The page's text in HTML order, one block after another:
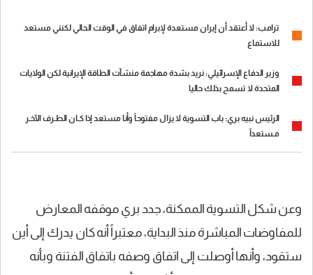
ترامب: لا أعتقد أن إيران مستعدة لإبرام اتفاق في الوقت الحالي لكنني مستعد
للاستماع
وزير الدفاع الإسرائيلي: نريد بشدة مهاجمة منشآت الطاقة الإيرانية لكن الولايات
المتحدة لا تسمح بذلك حاليا
الرئيس نبيه بري: باب التسوية لا يزال مفتوحاً وأنا مستعد إذا كـان الطـرف الآخـر
مـستعداً
وعن شكل التسوية الممكنة، جدد بري موقفه المعارض
للمفاوضات المباشرة منذ البداية، معتبراً أنه كان يدرك إلى أين
ستقود، وأنها أوصلت إلى اتفاق وصفه باتفاق الفتنة وبأنه